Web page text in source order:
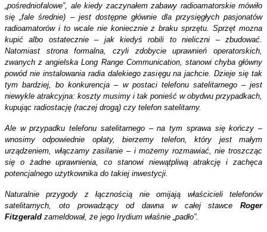
„pośredniofalowe”, ale kiedy zaczynałem zabawy radioamatorskie mówiło
się „fale średnie) – jest dostępne głównie dla przysięgłych pasjonatów
radioamatorów i to wcale nie koniecznie z braku sprzętu. Sprzęt mozna
kupić albo ostatecznie – jak kiedyś robili to nieliczni – zbudować.
Natomiast strona formalna, czyli zdobycie uprawnień operatorskich,
zwanych z angielska Long Range Communication, stanowi chyba główny
powód nie instalowania radia dalekiego zasięgu na jachcie. Dzieje się tak
tym bardziej, bo konkurencja – w postaci telefonu satelitarnego – jest
niewykle atrakcyjna: koszty musimy i tak ponieść w obydwu przypadkach,
kupując radiostację (raczej drogą) czy telefon satelitarny.
Ale w przypadku telefonu satelitarnego – na tym sprawa się kończy –
wnosimy odpowiednie opłaty, bierzemy telefon, który jest małym
urządzeniem, włączamy zasilanie – i możemy rozmawiać, nie troszcząc
się o żadne uprawnienia, co stanowi niewątpliwą atrakcję i zachęca
potencjalnego użytkownika do takiej inwestycji.
Naturalnie przygody z łącznością nie omijają właścicieli telefonów
satelitarnych, oto prowadzący od dawna w całej stawce Roger
Fitzgerald zameldował, że jego Irydium właśnie „padło”.